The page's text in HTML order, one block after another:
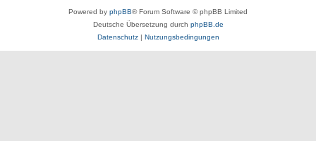
Powered by phpBB® Forum Software © phpBB Limited
Deutsche Übersetzung durch phpBB.de
Datenschutz| Nutzungsbedingungen